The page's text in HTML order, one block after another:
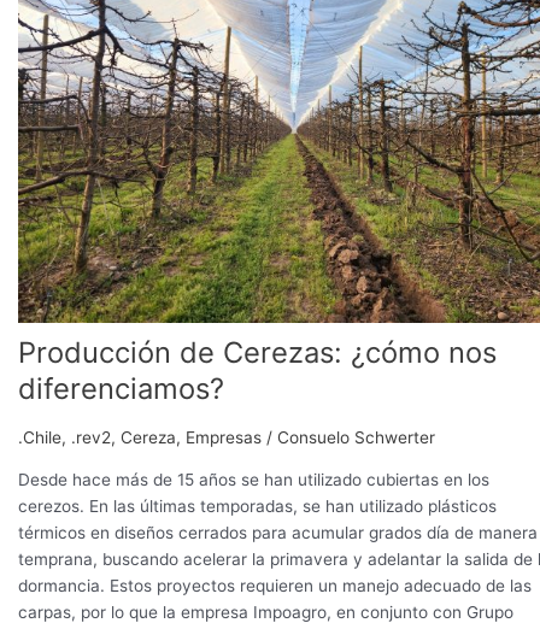
Producción de Cerezas: ¿cómo nos
diferenciamos?
.Chile, .rev2, Cereza, Empresas / Consuelo Schwerter
Desde hace más de 15 años se han utilizado cubiertas en los
cerezos. En las últimas temporadas, se han utilizado plásticos
térmicos en diseños cerrados para acumular grados día de manera
temprana, buscando acelerar la primavera y adelantar la salida de
dormancia. Estos proyectos requieren un manejo adecuado de las
carpas, por lo que la empresa Impoagro, en conjunto con Grupo
¿cómo
nos
diferenciamos?